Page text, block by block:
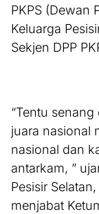
PKPS (Dewan
Keluarga
Sekjen DPP
“Tentu
juara nasional
nasional dan
antarkam, ”
Pesisir
menjabat